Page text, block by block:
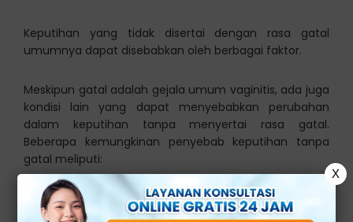
Keputihan yang tidak disertai dengan rasa gatal
umumnya dapat disebabkan oleh berbagai faktor.
Meskipun gatal adalah gejala umum vaginitis, ada juga
kondisi lain yang dapat menyebabkan perubahan
dalam keputihan tanpa menyertai rasa gatal.
Beberapa kemungkinan penyebab keputihan tanpa
gatal meliputi:
Siklus Menstruasi
X